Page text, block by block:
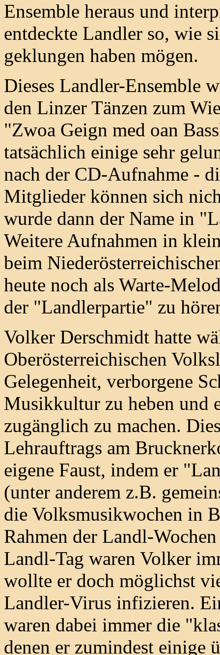
Ensemble heraus und
entdeckte Landler so, wie
geklungen haben mögen.
Dieses Landler-Ensemble
den Linzer Tänzen zum
"Zwoa Geign med oan
tatsächlich einige sehr
nach der CD-Aufnahme -
Mitglieder können sich
wurde dann der Name in
Weitere Aufnahmen in
beim
heute noch als Warte-
der "Landlerpartie" zu
Volker Derschmidt hatte
Oberösterreichischen
Gelegenheit, verborgene
Musikkultur zu heben und
zugänglich zu machen.
Lehrauftrags am
eigene Faust, indem er
(unter anderem z.B.
die Volksmusikwochen in
Rahmen der Landl-
Landl-Tag waren Volker
wollte er doch möglichst
Landler-Virus infizieren.
waren dabei immer die
denen er zumindest einige